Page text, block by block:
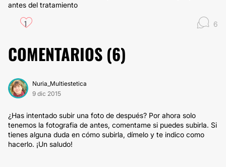
antes del tratamiento
1 6
COMENTARIOS (6)
Nuria_Multiestetica
9 dic 2015
¿Has intentado subir una foto de después? Por ahora solo
tenemos la fotografia de antes, comentame si puedes subirla. Si
tienes alguna duda en cómo subirla, dímelo y te indico como
hacerlo. ¡Un saludo!